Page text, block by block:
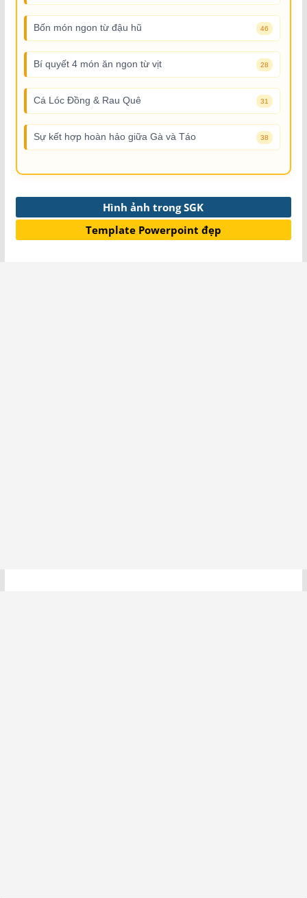
Bốn món ngon từ đậu hũ 46
Bí quyết 4 món ăn ngon từ vịt 28
Cá Lóc Đồng & Rau Quê 31
Sự kết hợp hoàn hảo giữa Gà và Táo 38
Hình ảnh trong SGK
Template Powerpoint đẹp